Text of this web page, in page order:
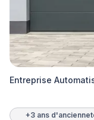
Entreprise
+3 ans